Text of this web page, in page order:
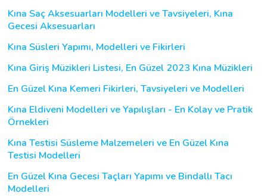
Kına Saç Aksesuarları Modelleri ve Tavsiyeleri, Kına
Gecesi Aksesuarları
Kına Süsleri Yapımı, Modelleri ve Fikirleri
Kına Giriş Müzikleri Listesi, En Güzel 2023 Kına Müzikleri
En Güzel Kına Kemeri Fikirleri, Tavsiyeleri ve Modelleri
Kına Eldiveni Modelleri ve Yapılışları - En Kolay ve Pratik
Örnekleri
Kına Testisi Süsleme Malzemeleri ve En Güzel Kına
Testisi Modelleri
En Güzel Kına Gecesi Taçları Yapımı ve Bindallı Tacı
Modelleri